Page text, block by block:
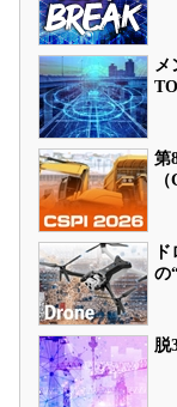
メ
第
の
脱